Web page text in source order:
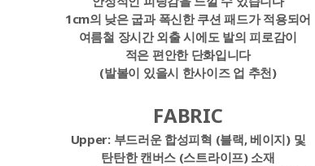
1cm의 낮은 굽과 폭신한 쿠션 패드가 적용되어
여름철 장시간 외출 시에도 발의 피로감이
적은 편안한 단화입니다
(발볼이 있을시 한사이즈 업 추천)
FABRIC
Upper: 부드러운 합성피혁 (블랙, 베이지) 및
탄탄한 캔버스 (스트라이프) 소재